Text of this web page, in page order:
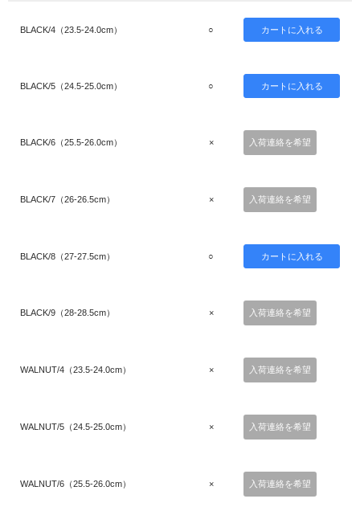
BLACK/4（23.5-24.0cm） ○
BLACK/5（24.5-25.0cm） ○
BLACK/6（25.5-26.0cm） × 入荷連絡を希望
BLACK/7（26-26.5cm） × 入荷連絡を希望
BLACK/8（27-27.5cm） ○
BLACK/9（28-28.5cm） × 入荷連絡を希望
WALNUT/4（23.5-24.0cm） × 入荷連絡を希望
WALNUT/5（24.5-25.0cm） × 入荷連絡を希望
WALNUT/6（25.5-26.0cm） × 入荷連絡を希望